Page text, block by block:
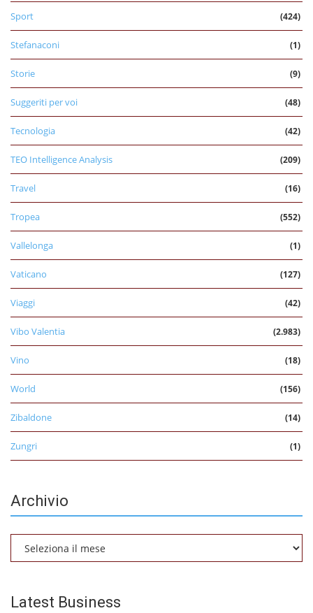
Sport (424)
Stefanaconi (1)
Storie (9)
Suggeriti per voi (48)
Tecnologia (42)
TEO Intelligence Analysis (209)
Travel (16)
Tropea (552)
Vallelonga (1)
Vaticano (127)
Viaggi (42)
Vibo Valentia (2.983)
Vino (18)
World (156)
Zibaldone (14)
Zungri (1)
Archivio
Latest Business